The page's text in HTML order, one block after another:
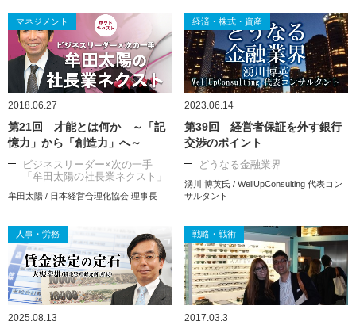
マネジメント
2018.06.27
第21回 才能とは何か ～「記
憶力」から「創造力」へ～
ビジネスリーダー×次の一手
「牟田太陽の社長業ネクスト」
牟田太陽 / 日本経営合理化協会 理事長
経済・株式・資産
2023.06.14
第39回 経営者保証を外す銀行
交渉のポイント
どうなる金融業界
湧川 博英氏 / WellUpConsulting 代表コン
サルタント
人事・労務
2025.08.13
戦略・戦術
2017.03.3